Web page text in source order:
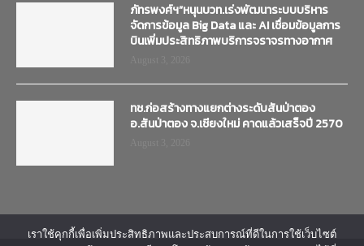
ภัทรพงศ์ฯ”หนุนบวท.เร่งพัฒนาระบบบริหาร
จัดการข้อมูล Big Data และ AI เชื่อมข้อมูลการ
บินเพิ่มประสิทธิภาพบริการจราจรทางอากาศ
ทช.ก่อสร้างทางแยกต่างระดับสันป่าตอง
อ.สันป่าตอง จ.เชียงใหม่ คาดแล้วเสร็จปี 2570
เราใช้คุกกี้เพื่อเพิ่มประสิทธิภาพและประสบการณ์ที่ดีในการใช้เว็บไซต์